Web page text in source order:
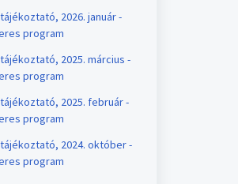
2026. január -
program
2025. március -
program
2025. február -
program
2024. október -
program